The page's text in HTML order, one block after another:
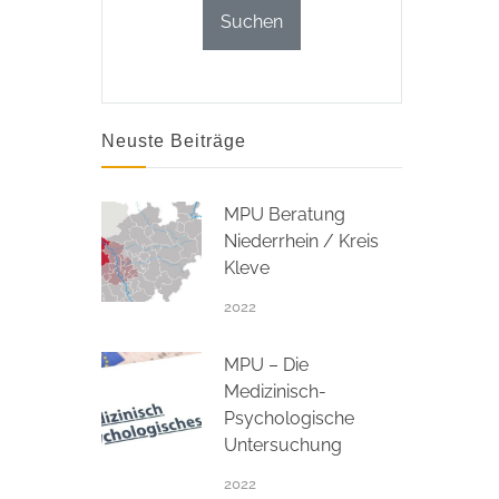
Neuste Beiträge
MPU Beratung
Niederrhein / Kreis
Kleve
2022
MPU – Die
Medizinisch-
Psychologische
Untersuchung
2022